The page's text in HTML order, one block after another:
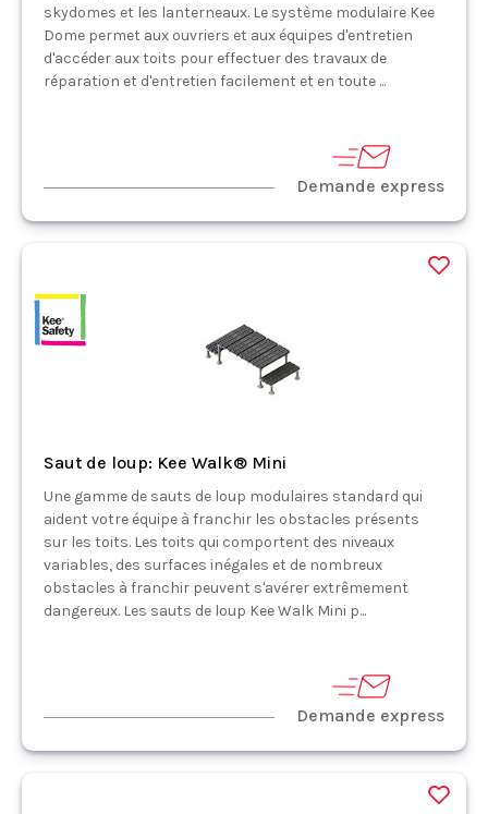
skydomes et les lanterneaux. Le système modulaire Kee
Dome permet aux ouvriers et aux équipes d'entretien
d'accéder aux toits pour effectuer des travaux de
réparation et d'entretien facilement et en toute ...
Demande express
Saut de loup: Kee Walk® Mini
Une gamme de sauts de loup modulaires standard qui
aident votre équipe à franchir les obstacles présents
sur les toits. Les toits qui comportent des niveaux
variables, des surfaces inégales et de nombreux
obstacles à franchir peuvent s'avérer extrêmement
dangereux. Les sauts de loup Kee Walk Mini p...
Demande express